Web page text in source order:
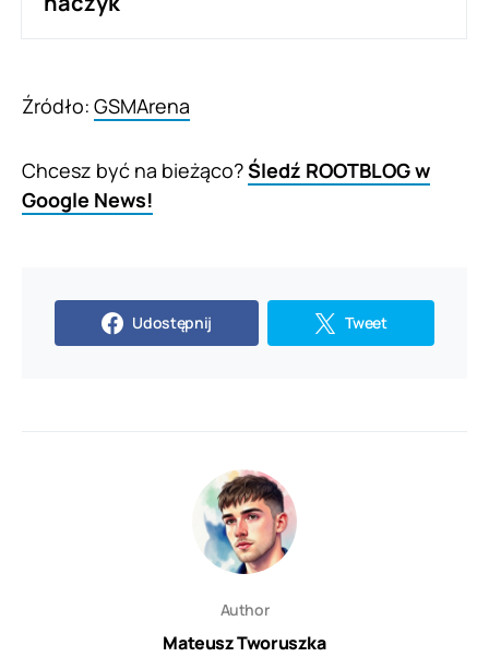
Źródło: GSMArena
Chcesz być na bieżąco?Śledź ROOTBLOG w
Google News!
Udostępnij Tweet
Author
Mateusz Tworuszka